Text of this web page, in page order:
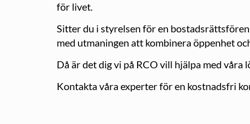
för livet.
Sitter du i styrelsen för en
med utmaningen att kombinera öppenhet
Då är det dig vi på RCO vill hjälpa med våra
Kontakta våra experter för en kostnadsfri